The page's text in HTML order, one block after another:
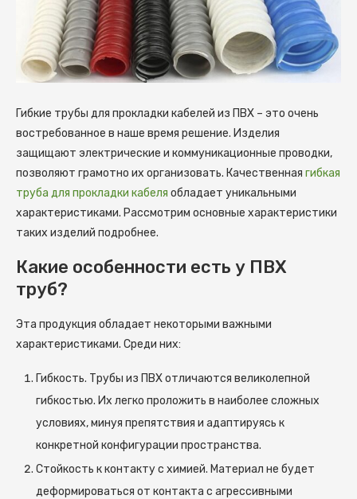
Гибкие трубы для прокладки кабелей из ПВХ – это очень
востребованное в наше время решение. Изделия
защищают электрические и коммуникационные проводки,
позволяют грамотно их организовать. Качественная гибкая
труба для прокладки кабеля обладает уникальными
характеристиками. Рассмотрим основные характеристики
таких изделий подробнее.
Какие особенности есть у ПВХ
труб?
Эта продукция обладает некоторыми важными
характеристиками. Среди них:
Гибкость. Трубы из ПВХ отличаются великолепной
гибкостью. Их легко проложить в наиболее сложных
условиях, минуя препятствия и адаптируясь к
конкретной конфигурации пространства.
Стойкость к контакту с химией. Материал не будет
деформироваться от контакта с агрессивными